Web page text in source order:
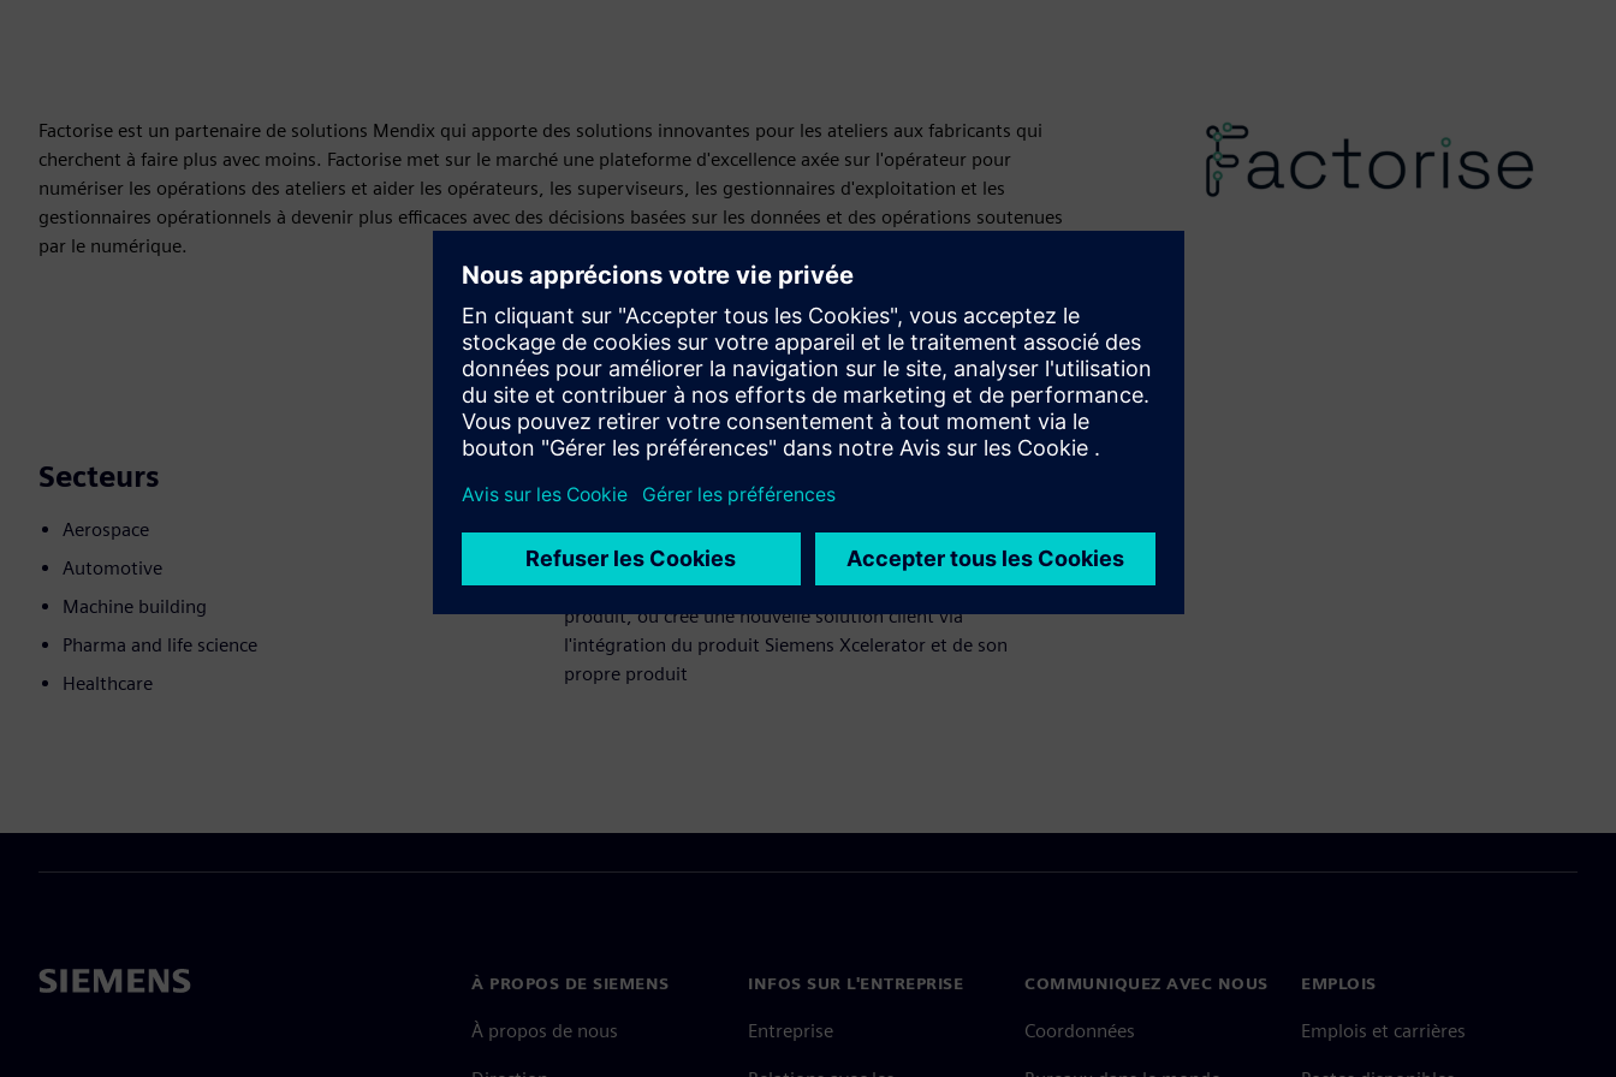
Factorise est un partenaire de solutions Mendix qui apporte des solutions innovantes pour les ateliers aux fabricants qui
cherchent à faire plus avec moins. Factorise met sur le marché une plateforme d'excellence axée sur l'opérateur pour
numériser les opérations des ateliers et aider les opérateurs, les superviseurs, les gestionnaires d'exploitation et les
gestionnaires opérationnels à devenir plus efficaces avec des décisions basées sur les données et des opérations soutenues
par le numérique.
Secteurs
Aerospace
Automotive
Machine building
Pharma and life science
Healthcare
Requête
Build
Élargit le champ d'utilisation ou s'appuie sur un produit
ou une solution Siemens Xcelerator en créant un nouveau
produit, ou crée une nouvelle solution client via
l'intégration du produit Siemens Xcelerator et de son
propre produit
À PROPOS DE SIEMENS
À propos de nous
INFOS SUR L'ENTREPRISE
Entreprise
COMMUNIQUEZ AVEC NOUS
Coordonnées
EMPLOIS
Emplois et carrières